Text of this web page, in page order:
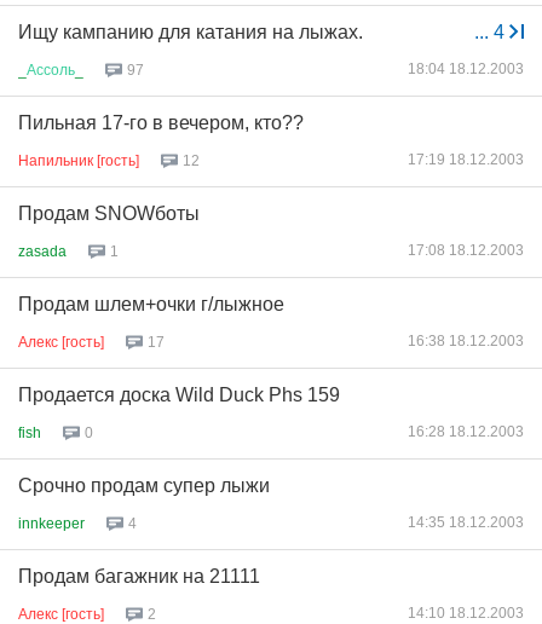
... 4
Ищу кампанию для катания на лыжах.
Ассоль 97 18:04 18.12.2003
Пильная 17-го в вечером, кто??
Напильник [гость] 12 17:19 18.12.2003
Продам SNOWботы
zasada 1 17:08 18.12.2003
Продам шлем+очки г/лыжное
Алекс [гость] 17 16:38 18.12.2003
Продается доска Wild Duck Phs 159
fish 0 16:28 18.12.2003
Срочно продам супер лыжи
innkeeper 4 14:35 18.12.2003
Продам багажник на 21111
Алекс [гость] 2 14:10 18.12.2003